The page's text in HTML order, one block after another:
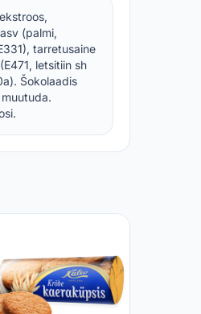
(palmi,
tarretusaine
letsitiin sh
Šokolaadis